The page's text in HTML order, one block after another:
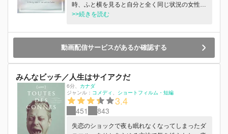
時、ふと横を見ると自分と全く同じ状況の女性
が...!息ぴったりの男女コンビが繰り出すコメディ
>>続きを読む
動画配信サービスがあるか確認する
みんなビッチ／人生はサイアクだ
6分
カナダ
ジャンル： コメディ ショートフィルム・短編
3.4
451 843
失恋のショックで夜も眠れなくなってしまったダ